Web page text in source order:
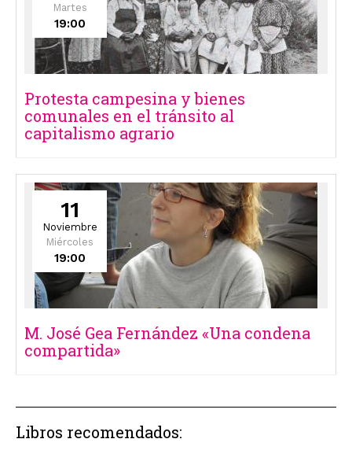
Martes
19:00
Protesta campesina y bienes
comunales en el tránsito al
capitalismo agrario
11
Noviembre
Miércoles
19:00
M. José Gea Fernández «Una condena
compartida»
Libros recomendados: